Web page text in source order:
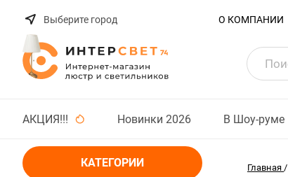
Выберите город О КОМПАНИИ
АКЦИЯ!!! Новинки 2026 В Шоу-руме
КАТЕГОРИИ Главная /